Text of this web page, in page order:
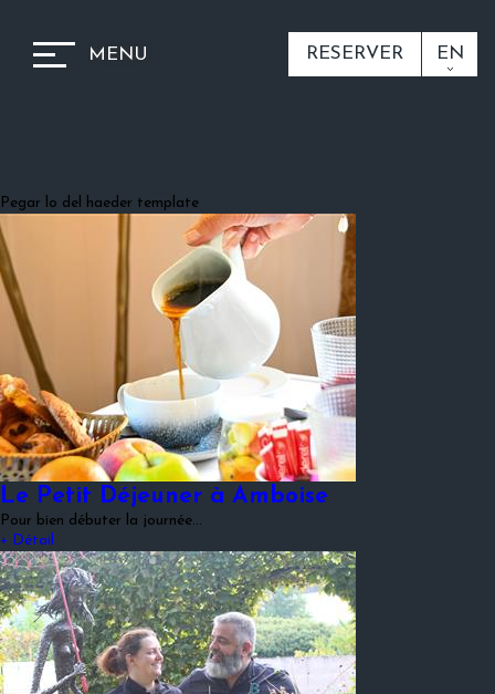
MENU RESERVER EN
Pegar lo del haeder template
Le Petit Déjeuner à Amboise
Pour bien débuter la journée...
+ Détail